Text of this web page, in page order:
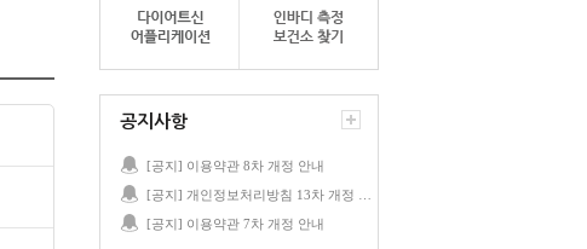
공지사항
[공지] 이용약관 8차 개정 안내
[공지] 이용약관 7차 개정 안내